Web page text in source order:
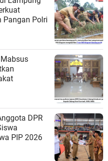
Pangan Polri
DPR
PIP 2026